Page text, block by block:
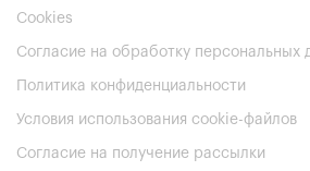
Cookies
Согласие на обработку персональных
Политика конфиденциальности
Условия использования cookie-файлов
Согласие на получение рассылки